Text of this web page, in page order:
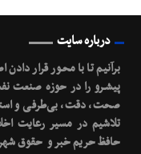
درباره سایت
برآنیم تا با محـور قرار
پیشـرو را در حوزه صنعت
صحت، دقت، بی‌طرفی و
تلاشیم در مسیر رعایت
حافظ حریم خبر و حقوق